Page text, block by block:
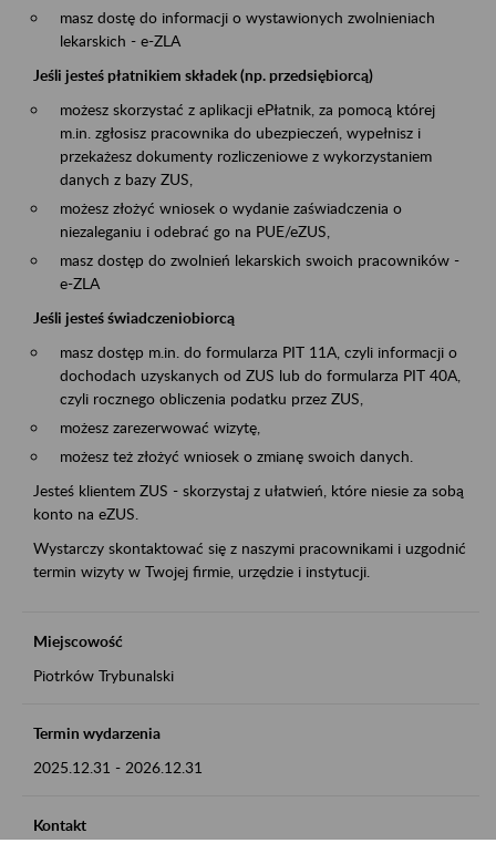
masz dostę do informacji o wystawionych zwolnieniach
lekarskich - e-ZLA
Jeśli jesteś płatnikiem składek (np. przedsiębiorcą)
możesz skorzystać z aplikacji ePłatnik, za pomocą której
m.in. zgłosisz pracownika do ubezpieczeń, wypełnisz i
przekażesz dokumenty rozliczeniowe z wykorzystaniem
danych z bazy ZUS,
możesz złożyć wniosek o wydanie zaświadczenia o
niezaleganiu i odebrać go na PUE/eZUS,
masz dostęp do zwolnień lekarskich swoich pracowników -
e-ZLA
Jeśli jesteś świadczeniobiorcą
masz dostęp m.in. do formularza PIT 11A, czyli informacji o
dochodach uzyskanych od ZUS lub do formularza PIT 40A,
czyli rocznego obliczenia podatku przez ZUS,
możesz zarezerwować wizytę,
możesz też złożyć wniosek o zmianę swoich danych.
Jesteś klientem ZUS - skorzystaj z ułatwień, które niesie za sobą
konto na eZUS.
Wystarczy skontaktować się z naszymi pracownikami i uzgodnić
termin wizyty w Twojej firmie, urzędzie i instytucji.
Miejscowość
Piotrków Trybunalski
Termin wydarzenia
2025.12.31 - 2026.12.31
Kontakt